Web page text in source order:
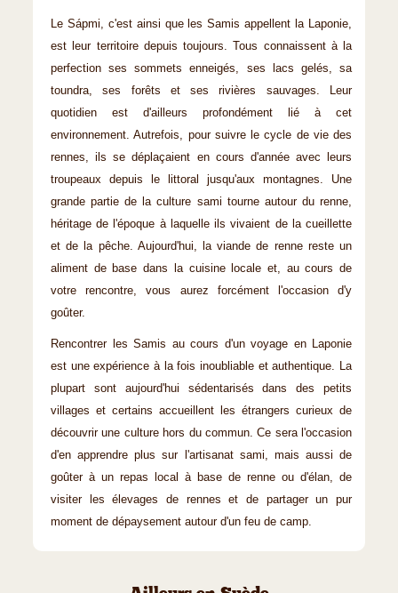
Le Sápmi, c'est ainsi que les Samis appellent la Laponie,
est leur territoire depuis toujours. Tous connaissent à la
perfection ses sommets enneigés, ses lacs gelés, sa
toundra, ses forêts et ses rivières sauvages. Leur
quotidien est d'ailleurs profondément lié à cet
environnement. Autrefois, pour suivre le cycle de vie des
rennes, ils se déplaçaient en cours d'année avec leurs
troupeaux depuis le littoral jusqu'aux montagnes. Une
grande partie de la culture sami tourne autour du renne,
héritage de l'époque à laquelle ils vivaient de la cueillette
et de la pêche. Aujourd'hui, la viande de renne reste un
aliment de base dans la cuisine locale et, au cours de
votre rencontre, vous aurez forcément l'occasion d'y
goûter.
Rencontrer les Samis au cours d'un voyage en Laponie
est une expérience à la fois inoubliable et authentique. La
plupart sont aujourd'hui sédentarisés dans des petits
villages et certains accueillent les étrangers curieux de
découvrir une culture hors du commun. Ce sera l'occasion
d'en apprendre plus sur l'artisanat sami, mais aussi de
goûter à un repas local à base de renne ou d'élan, de
visiter les élevages de rennes et de partager un pur
moment de dépaysement autour d'un feu de camp.